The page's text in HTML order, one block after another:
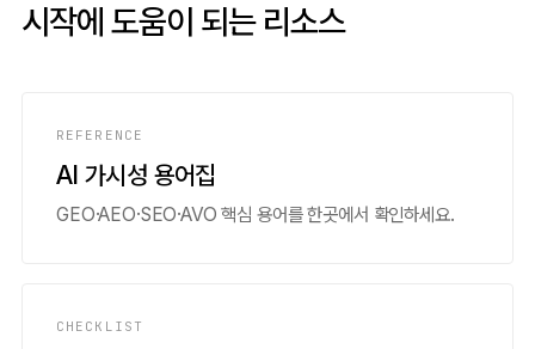
시작에 도움이 되는 리소스
REFERENCE
AI 가시성 용어집
GEO·AEO·SEO·AVO 핵심 용어를 한곳에서 확인하세요.
CHECKLIST